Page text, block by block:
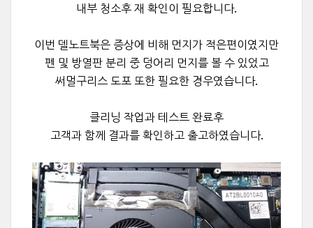
내부 청소후 재 확인이 필요합니다.
이번 델노트북은 증상에 비해 먼지가 적은편이였지만
펜 및 방열판 분리 중 덩어리 먼지를 볼 수 있었고
써멀구리스 도포 또한 필요한 경우였습니다.
클리닝 작업과 테스트 완료후
고객과 함께 결과를 확인하고 출고하였습니다.